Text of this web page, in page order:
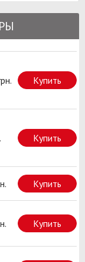
Купить
Купить
Купить
Купить